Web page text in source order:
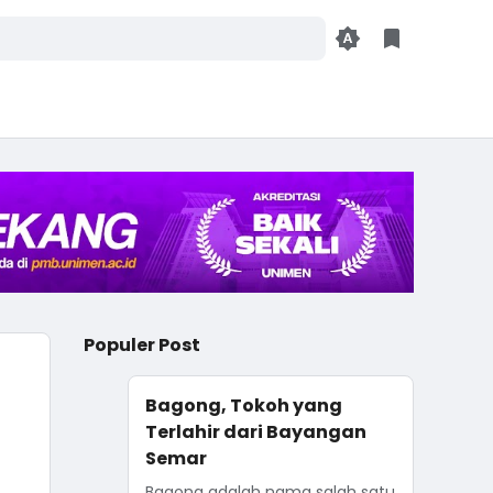
Populer Post
Bagong, Tokoh yang
Terlahir dari Bayangan
Semar